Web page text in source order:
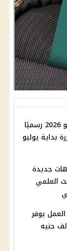
تبكير موعد صرف مرتبات يونيو 2026 رسميًا
بداية يوليو
جديدة
العلمي
يوفر